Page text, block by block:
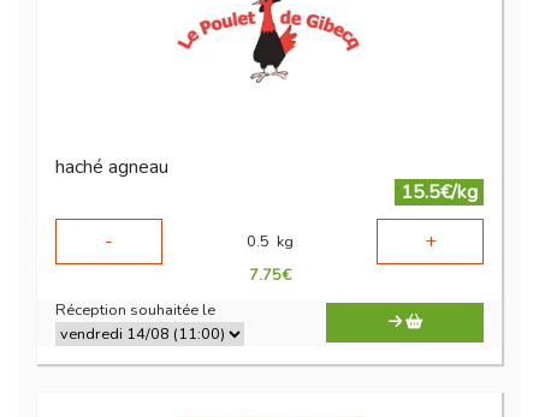
haché agneau
15.5€/kg
-
0.5 kg +
7.75€
Réception souhaitée le